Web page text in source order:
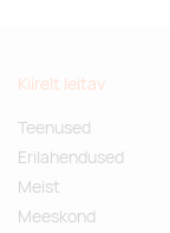
Kiirelt leitav
Teenused
Erilahendused
Meist
Meeskond